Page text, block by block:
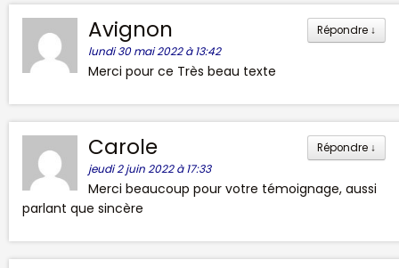
Répondre ↓
Avignon
lundi 30 mai 2022 à 13:42
Merci pour ce Très beau texte
Répondre ↓
Carole
jeudi 2 juin 2022 à 17:33
Merci beaucoup pour votre témoignage, aussi
parlant que sincère